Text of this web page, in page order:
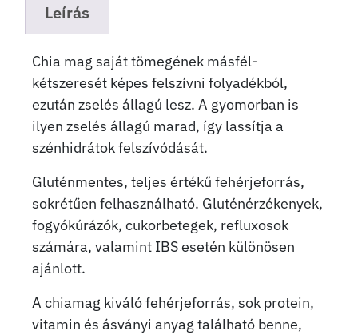
Leírás
Chia mag saját tömegének másfél-
kétszeresét képes felszívni folyadékból,
ezután zselés állagú lesz. A gyomorban is
ilyen zselés állagú marad, így lassítja a
szénhidrátok felszívódását.
Gluténmentes, teljes értékű fehérjeforrás,
sokrétűen felhasználható. Gluténérzékenyek,
fogyókúrázók, cukorbetegek, refluxosok
számára, valamint IBS esetén különösen
ajánlott.
A chiamag kiváló fehérjeforrás, sok protein,
vitamin és ásványi anyag található benne,